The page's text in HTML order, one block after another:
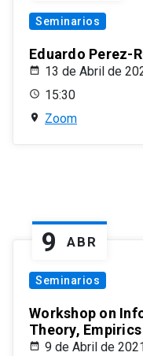
Seminarios
Eduardo Perez-
13 de Abril de
15:30
Zoom
9 ABR
Seminarios
Workshop on
Theory,
9 de Abril de